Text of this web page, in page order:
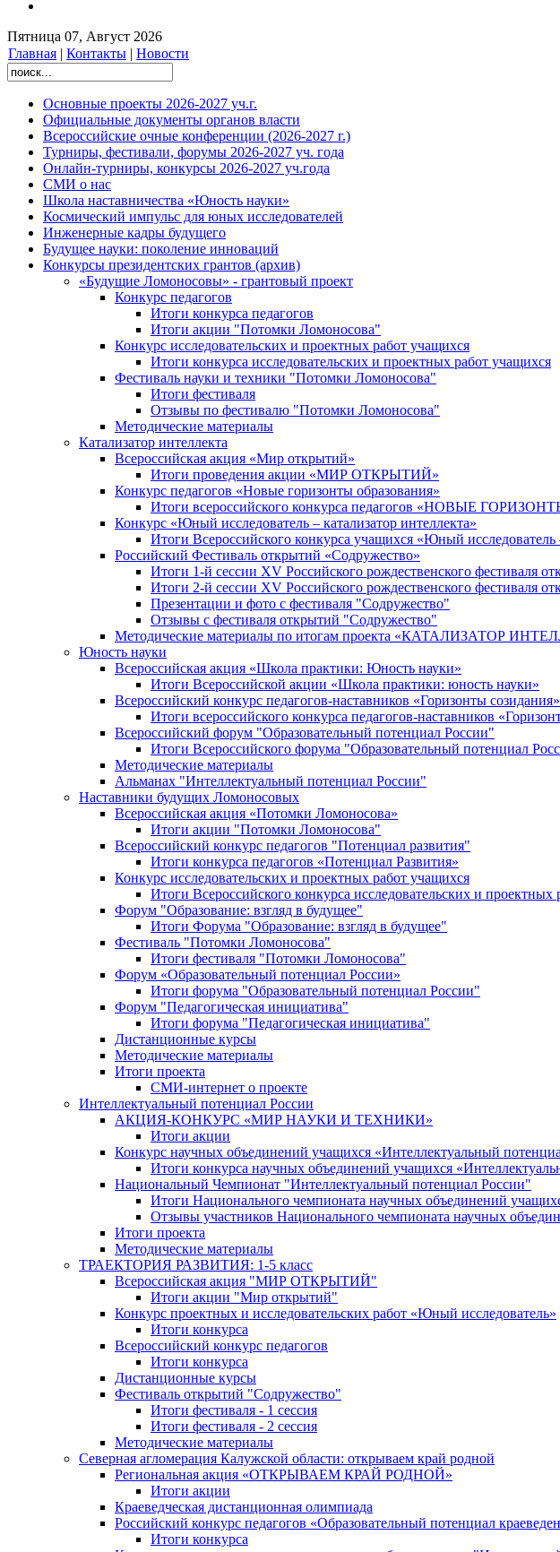
Пятница 07, Август 2026
Главная | Контакты | Новости
Основные проекты 2026-2027 уч.г.
Официальные документы органов власти
Всероссийские очные конференции (2026-2027 г.)
Турниры, фестивали, форумы 2026-2027 уч. года
Онлайн-турниры, конкурсы 2026-2027 уч.года
СМИ о нас
Школа наставничества «Юность науки»
Космический импульс для юных исследователей
Инженерные кадры будущего
Будущее науки: поколение инноваций
Конкурсы президентских грантов (архив)
«Будущие Ломоносовы» - грантовый проект
Конкурс педагогов
Итоги конкурса педагогов
Итоги акции "Потомки Ломоносова"
Конкурс исследовательских и проектных работ учащихся
Итоги конкурса исследовательских и проектных работ учащихся
Фестиваль науки и техники "Потомки Ломоносова"
Итоги фестиваля
Отзывы по фестивалю "Потомки Ломоносова"
Методические материалы
Катализатор интеллекта
Всероссийская акция «Мир открытий»
Итоги проведения акции «МИР ОТКРЫТИЙ»
Конкурс педагогов «Новые горизонты образования»
Итоги всероссийского конкурса педагогов «НОВЫЕ
Конкурс «Юный исследователь – катализатор интеллекта»
Итоги Всероссийского конкурса учащихся «Юный исследователь
Российский Фестиваль открытий «Содружество»
Итоги 1-й сессии XV Российского рождественского фестиваля
Итоги 2-й сессии XV Российского рождественского фестиваля
Презентации и фото с фестиваля "Содружество"
Отзывы с фестиваля открытий "Содружество"
Методические материалы по итогам проекта «КАТАЛИЗАТОР
Юность науки
Всероссийская акция «Школа практики: Юность науки»
Итоги Всероссийской акции «Школа практики: юность науки»
Всероссийский конкурс педагогов-наставников «Горизонты созидания»
Итоги всероссийского конкурса педагогов-наставников
Всероссийский форум "Образовательный потенциал России"
Итоги Всероссийского форума "Образовательный потенциал
Методические материалы
Альманах "Интеллектуальный потенциал России"
Наставники будущих Ломоносовых
Всероссийская акция «Потомки Ломоносова»
Итоги акции "Потомки Ломоносова"
Всероссийский конкурс педагогов "Потенциал развития"
Итоги конкурса педагогов «Потенциал Развития»
Конкурс исследовательских и проектных работ учащихся
Итоги Всероссийского конкурса исследовательских и
Форум "Образование: взгляд в будущее"
Итоги Форума "Образование: взгляд в будущее"
Фестиваль "Потомки Ломоносова"
Итоги фестиваля "Потомки Ломоносова"
Форум «Образовательный потенциал России»
Итоги форума "Образовательный потенциал России"
Форум "Педагогическая инициатива"
Итоги форума "Педагогическая инициатива"
Дистанционные курсы
Методические материалы
Итоги проекта
СМИ-интернет о проекте
Интеллектуальный потенциал России
АКЦИЯ-КОНКУРС «МИР НАУКИ И ТЕХНИКИ»
Итоги акции
Конкурс научных объединений учащихся «Интеллектуальный
Итоги конкурса научных объединений учащихся
Национальный Чемпионат "Интеллектуальный потенциал России"
Итоги Национального чемпионата научных объединений
Отзывы участников Национального чемпионата научных
Итоги проекта
Методические материалы
ТРАЕКТОРИЯ РАЗВИТИЯ: 1-5 класс
Всероссийская акция "МИР ОТКРЫТИЙ"
Итоги акции "Мир открытий"
Конкурс проектных и исследовательских работ «Юный исследователь»
Итоги конкурса
Всероссийский конкурс педагогов
Итоги конкурса
Дистанционные курсы
Фестиваль открытий "Содружество"
Итоги фестиваля - 1 сессия
Итоги фестиваля - 2 сессия
Методические материалы
Северная агломерация Калужской области: открываем край родной
Региональная акция «ОТКРЫВАЕМ КРАЙ РОДНОЙ»
Итоги акции
Краеведческая дистанционная олимпиада
Российский конкурс педагогов «Образовательный потенциал
Итоги конкурса